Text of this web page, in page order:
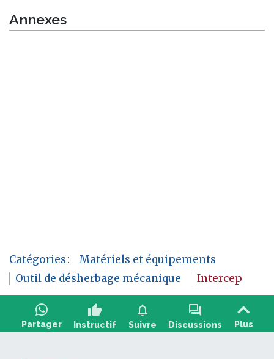
Annexes
Catégories:
Matériels et équipements
Outil de désherbage mécanique
Intercep
Partager
thumb_up
Instructif
notifications
Suivre
forum
Discussions Plus